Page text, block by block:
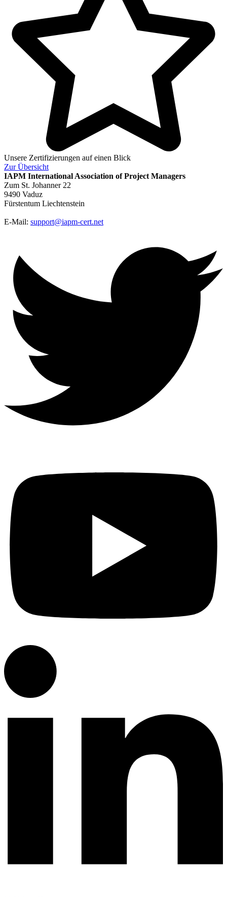
Unsere Zertifizierungen auf einen Blick
ZurÜbersicht
IAPM International Association of Project Managers
Zum St. Johanner 22
9490 Vaduz
Fürstentum Liechtenstein
E-Mail: support@iapm-cert.net